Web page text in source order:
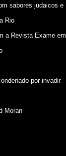
sabores judaicos e
Rio
a Revista Exame em
por invadir
Moran